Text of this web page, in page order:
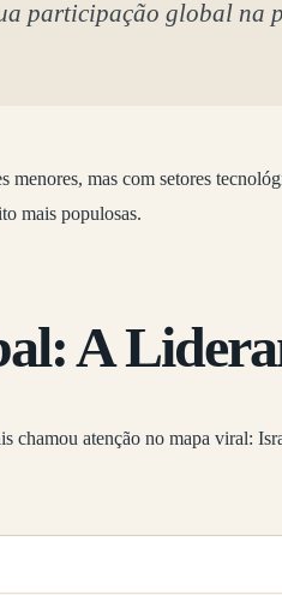
participação global na
menores, mas com setores
mais populosas.
A
chamou atenção no mapa viral: